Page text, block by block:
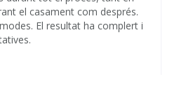
el casament com després.
El resultat ha complert i